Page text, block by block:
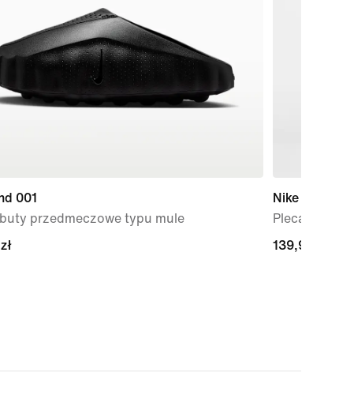
001
przedmeczowe typu mule
Nike
Plecak
139,99 zł
139,99 zł